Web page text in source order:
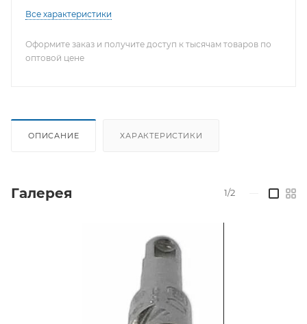
Все характеристики
Оформите заказ и получите доступ к тысячам товаров по
оптовой цене
ОПИСАНИЕ ХАРАКТЕРИСТИКИ
Галерея 1/2